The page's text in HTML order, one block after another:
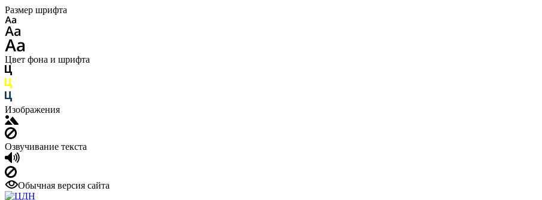
Размер шрифта
Цвет фона и шрифта
Изображения
Озвучивание текста
Обычная версия сайта